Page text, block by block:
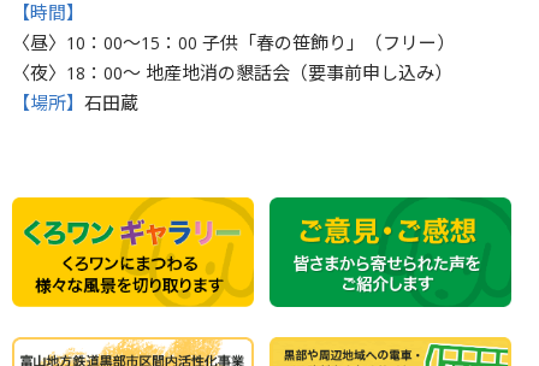
【時間】
〈昼〉10：00〜15：00 子供「春の笹飾り」（フリー）
〈夜〉18：00〜 地産地消の懇話会（要事前申し込み）
【場所】 石田蔵